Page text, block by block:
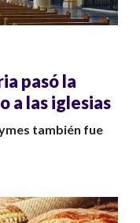
pasó la
a las iglesias
también fue